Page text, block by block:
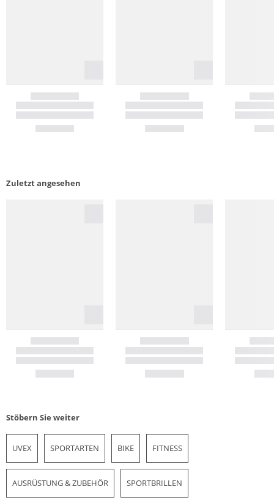
Zuletzt angesehen
Stöbern Sie weiter
UVEX SPORTARTEN BIKE FITNESS
AUSRÜSTUNG & ZUBEHÖR SPORTBRILLEN